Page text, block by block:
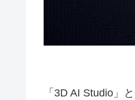
「3D AI Studio」